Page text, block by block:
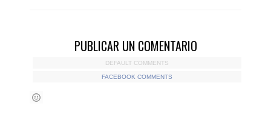
PUBLICAR UN COMENTARIO
DEFAULT COMMENTS
FACEBOOK COMMENTS